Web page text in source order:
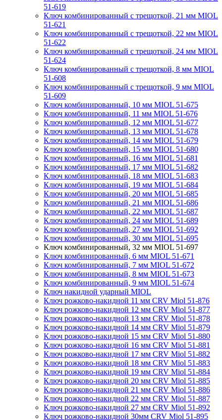
51-619
Ключ комбинированный с трещоткой, 21 мм MIOL
51-621
Ключ комбинированный с трещоткой, 22 мм MIOL
51-622
Ключ комбинированный с трещоткой, 24 мм MIOL
51-624
Ключ комбинированный с трещоткой, 8 мм MIOL
51-608
Ключ комбинированный с трещоткой, 9 мм MIOL
51-609
Ключ комбинированный, 10 мм MIOL 51-675
Ключ комбинированный, 11 мм MIOL 51-676
Ключ комбинированный, 12 мм MIOL 51-677
Ключ комбинированный, 13 мм MIOL 51-678
Ключ комбинированный, 14 мм MIOL 51-679
Ключ комбинированный, 15 мм MIOL 51-680
Ключ комбинированный, 16 мм MIOL 51-681
Ключ комбинированный, 17 мм MIOL 51-682
Ключ комбинированный, 18 мм MIOL 51-683
Ключ комбинированный, 19 мм MIOL 51-684
Ключ комбинированный, 20 мм MIOL 51-685
Ключ комбинированный, 21 мм MIOL 51-686
Ключ комбинированный, 22 мм MIOL 51-687
Ключ комбинированный, 24 мм MIOL 51-689
Ключ комбинированный, 27 мм MIOL 51-692
Ключ комбинированный, 30 мм MIOL 51-695
Ключ комбинированный, 32 мм MIOL 51-697
Ключ комбинированный, 6 мм MIOL 51-671
Ключ комбинированный, 7 мм MIOL 51-672
Ключ комбинированный, 8 мм MIOL 51-673
Ключ комбинированный, 9 мм MIOL 51-674
Ключ накидной ударный MIOL
Ключ рожково-накидной 11 мм CRV Miol 51-876
Ключ рожково-накидной 12 мм CRV Miol 51-877
Ключ рожково-накидной 13 мм CRV Miol 51-878
Ключ рожково-накидной 14 мм CRV Miol 51-879
Ключ рожково-накидной 15 мм CRV Miol 51-880
Ключ рожково-накидной 16 мм CRV Miol 51-881
Ключ рожково-накидной 17 мм CRV Miol 51-882
Ключ рожково-накидной 18 мм CRV Miol 51-883
Ключ рожково-накидной 19 мм CRV Miol 51-884
Ключ рожково-накидной 20 мм CRV Miol 51-885
Ключ рожково-накидной 21 мм CRV Miol 51-886
Ключ рожково-накидной 22 мм CRV Miol 51-887
Ключ рожково-накидной 27 мм CRV Miol 51-892
Ключ рожково-накидной 30мм CRV Miol 51-895